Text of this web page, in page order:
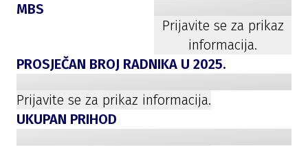
MBS
Prijavite se za prikaz
informacija.
PROSJEČAN BROJ RADNIKA U 2025.
Prijavite se za prikaz informacija.
UKUPAN PRIHOD